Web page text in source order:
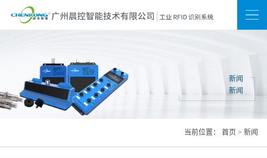
新闻
网站地图
新闻
新闻
当前位置： 首页 > 新闻